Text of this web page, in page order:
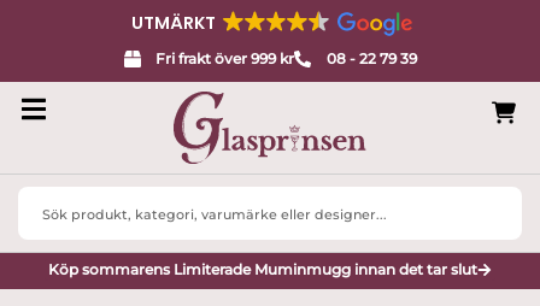
UTMÄRKT
Fri frakt över 999 kr 08 - 22 79 39
Search
Köp sommarens Limiterade Muminmugg innan det tar slut